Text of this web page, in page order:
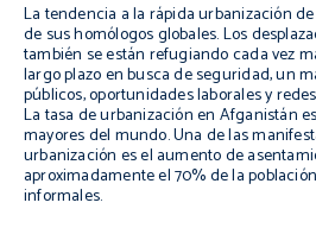
La tendencia a la rápida urbanización
de sus homólogos globales. Los
también se están refugiando cada vez
largo plazo en busca de seguridad, un
públicos, oportunidades laborales y
La tasa de urbanización en Afganistán
mayores del mundo. Una de las
urbanización es el aumento de
aproximadamente el 70% de la
informales.